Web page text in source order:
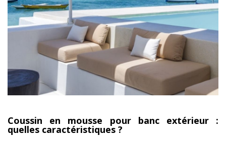
Coussin en mousse pour banc extérieur :
quelles caractéristiques ?